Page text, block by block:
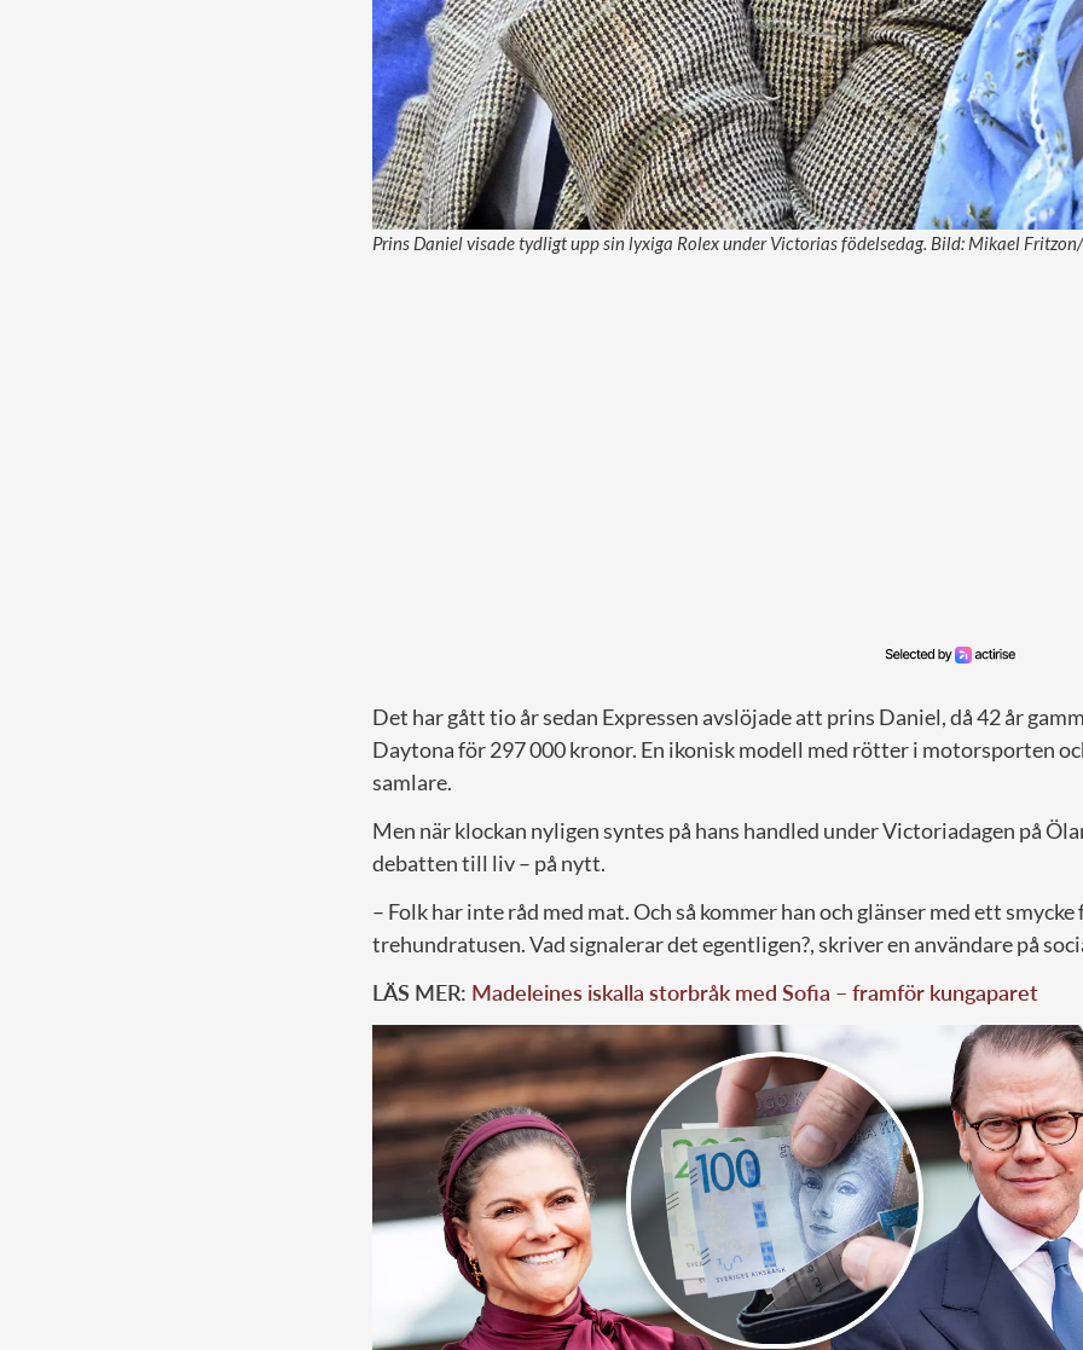
Prins Daniel visade tydligt upp sin lyxiga Rolex under Victorias födelsedag. Bild: Mikael
Det har gått tio år sedan Expressen avslöjade att prins Daniel, då 42 år
Daytona för 297 000 kronor. En ikonisk modell med rötter i motorsporten
samlare.
Men när klockan nyligen syntes på hans handled under Victoriadagen på
debatten till liv – på nytt.
– Folk har inte råd med mat. Och så kommer han och glänser med ett smycke
trehundratusen. Vad signalerar det egentligen?, skriver en användare på
LÄS MER: Madeleines iskalla storbråk med Sofia – framför kungaparet